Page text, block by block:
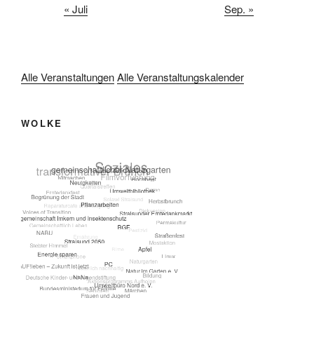
« Juli
Sep. »
Alle VeranstaltungenAlle Veranstaltungskalender
WOLKE